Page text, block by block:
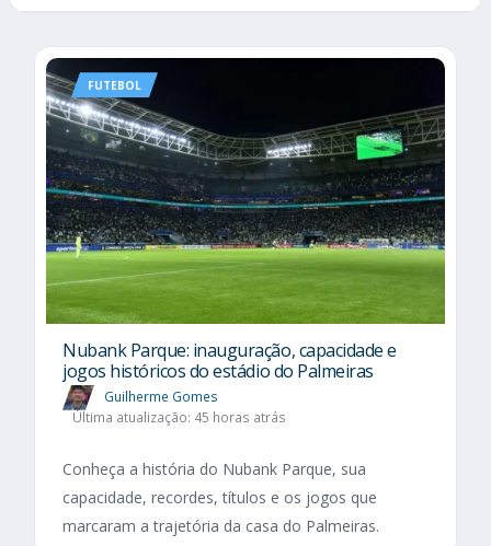
FUTEBOL
Nubank Parque: inauguração, capacidade e
jogos históricos do estádio do Palmeiras
Guilherme Gomes
Última atualização: 45 horas atrás
Conheça a história do Nubank Parque, sua
capacidade, recordes, títulos e os jogos que
marcaram a trajetória da casa do Palmeiras.